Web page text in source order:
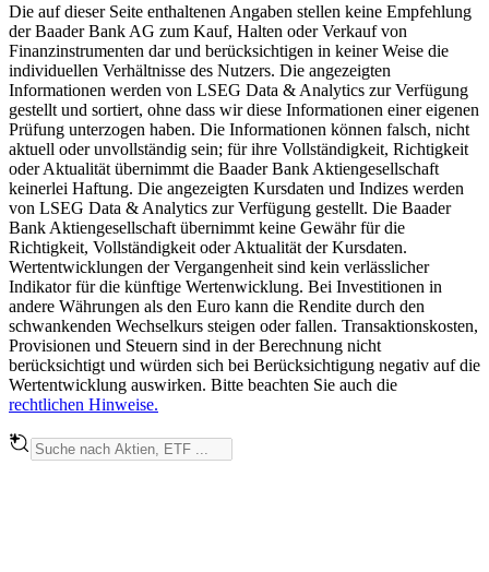
Die auf dieser Seite enthaltenen Angaben stellen keine Empfehlung
der Baader Bank AG zum Kauf, Halten oder Verkauf von
Finanzinstrumenten dar und berücksichtigen in keiner Weise die
individuellen Verhältnisse des Nutzers. Die angezeigten
Informationen werden von LSEG Data & Analytics zur Verfügung
gestellt und sortiert, ohne dass wir diese Informationen einer eigenen
Prüfung unterzogen haben. Die Informationen können falsch, nicht
aktuell oder unvollständig sein; für ihre Vollständigkeit, Richtigkeit
oder Aktualität übernimmt die Baader Bank Aktiengesellschaft
keinerlei Haftung. Die angezeigten Kursdaten und Indizes werden
von LSEG Data & Analytics zur Verfügung gestellt. Die Baader
Bank Aktiengesellschaft übernimmt keine Gewähr für die
Richtigkeit, Vollständigkeit oder Aktualität der Kursdaten.
Wertentwicklungen der Vergangenheit sind kein verlässlicher
Indikator für die künftige Wertenwicklung. Bei Investitionen in
andere Währungen als den Euro kann die Rendite durch den
schwankenden Wechselkurs steigen oder fallen. Transaktionskosten,
Provisionen und Steuern sind in der Berechnung nicht
berücksichtigt und würden sich bei Berücksichtigung negativ auf die
Wertentwicklung auswirken. Bitte beachten Sie auch die
rechtlichen Hinweise.